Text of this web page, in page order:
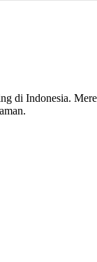
Indonesia.